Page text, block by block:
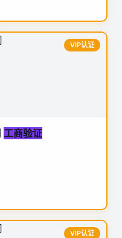
VIP认证
工商验证
VIP认证